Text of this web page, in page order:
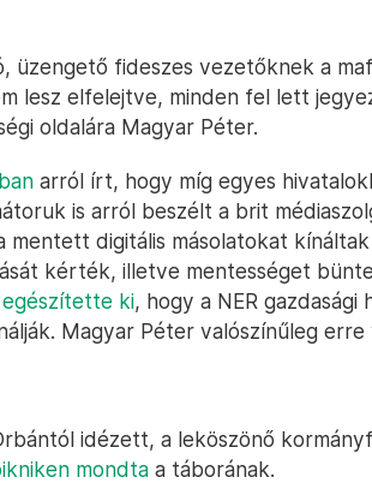
üzengető fideszes vezetőknek a
lesz elfelejtve, minden fel lett
oldalára Magyar Péter.
arról írt, hogy míg egyes
is arról beszélt a brit
digitális másolatokat kínáltak
kérték, illetve mentességet
egészítette ki, hogy a NER gazdasági
Magyar Péter valószínűleg
idézett, a leköszönő
mondta a táborának.